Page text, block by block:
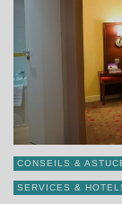
CONSEILS &
SERVICES &